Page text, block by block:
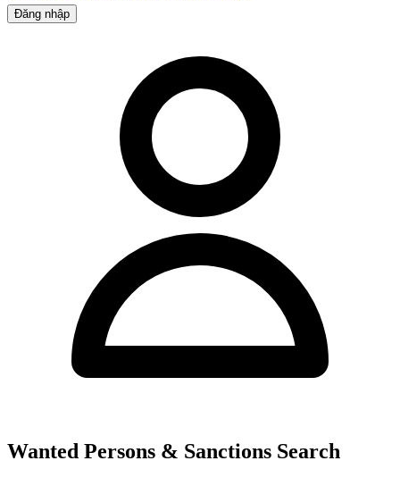
Đăng nhập
Wanted Persons & Sanctions Search